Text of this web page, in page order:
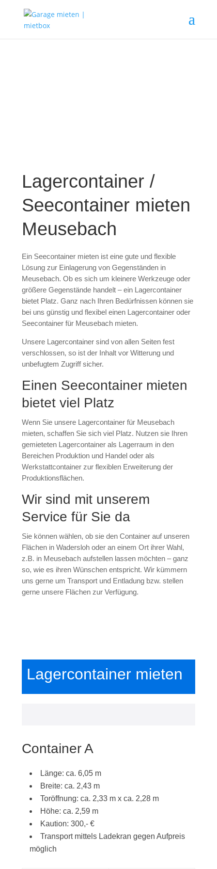
Lagercontainer /
Seecontainer mieten
Meusebach
Ein Seecontainer mieten ist eine gute und flexible
Lösung zur Einlagerung von Gegenständen in
Meusebach. Ob es sich um kleinere Werkzeuge oder
größere Gegenstände handelt – ein Lagercontainer
bietet Platz. Ganz nach Ihren Bedürfnissen können sie
bei uns günstig und flexibel einen Lagercontainer oder
Seecontainer für Meusebach mieten.
Unsere Lagercontainer sind von allen Seiten fest
verschlossen, so ist der Inhalt vor Witterung und
unbefugtem Zugriff sicher.
Einen Seecontainer mieten
bietet viel Platz
Wenn Sie unsere Lagercontainer für Meusebach
mieten, schaffen Sie sich viel Platz. Nutzen sie Ihren
gemieteten Lagercontainer als Lagerraum in den
Bereichen Produktion und Handel oder als
Werkstattcontainer zur flexiblen Erweiterung der
Produktionsflächen.
Wir sind mit unserem
Service für Sie da
Sie können wählen, ob sie den Container auf unseren
Flächen in Wadersloh oder an einem Ort ihrer Wahl,
z.B. in Meusebach aufstellen lassen möchten – ganz
so, wie es ihren Wünschen entspricht. Wir kümmern
uns gerne um Transport und Entladung bzw. stellen
gerne unsere Flächen zur Verfügung.
Lagercontainer mieten
Container A
Länge: ca. 6,05 m
Breite: ca. 2,43 m
Toröffnung: ca. 2,33 m x ca. 2,28 m
Höhe: ca. 2,59 m
Kaution: 300,- €
Transport mittels Ladekran gegen Aufpreis
möglich